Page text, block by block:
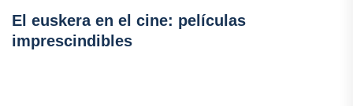
El euskera en el cine: películas
imprescindibles